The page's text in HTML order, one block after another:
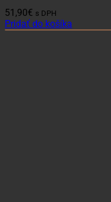
51,90€ s DPH
Pridať do košíka